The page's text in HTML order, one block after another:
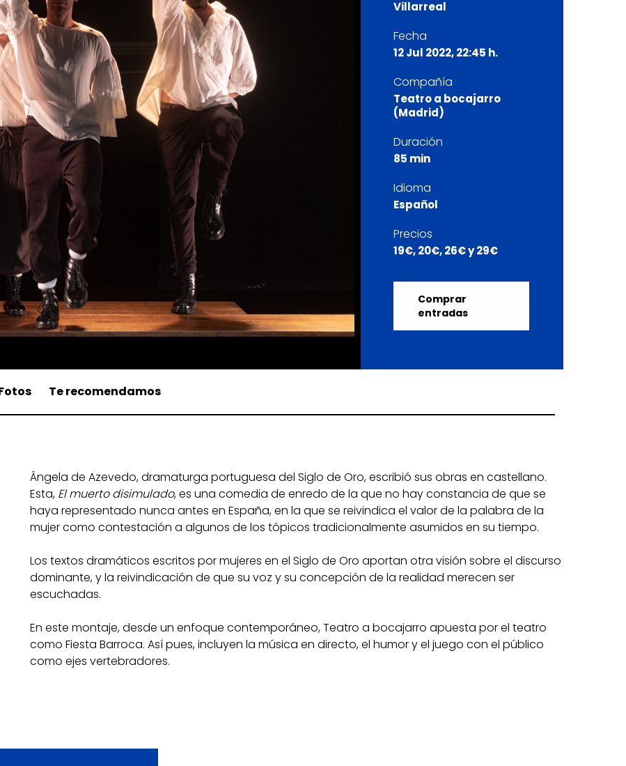
Villarreal
Fecha
12 Jul 2022, 22:45 h.
Compañía
Teatro a bocajarro
(Madrid)
Duración
85 min
Idioma
Español
Precios
19€, 20€, 26€ y 29€
Comprar
entradas
Te recomendamos
Ângela de Azevedo, dramaturga portuguesa del Siglo de Oro, escribió sus obras en castellano.
Esta, El muerto disimulado, es una comedia de enredo de la que no hay constancia de que se
haya representado nunca antes en España, en la que se reivindica el valor de la palabra de la
mujer como contestación a algunos de los tópicos tradicionalmente asumidos en su tiempo.
Los textos dramáticos escritos por mujeres en el Siglo de Oro aportan otra visión sobre el discurso
dominante, y la reivindicación de que su voz y su concepción de la realidad merecen ser
escuchadas.
En este montaje, desde un enfoque contemporáneo, Teatro a bocajarro apuesta por el teatro
como Fiesta Barroca. Así pues, incluyen la música en directo, el humor y el juego con el público
como ejes vertebradores.